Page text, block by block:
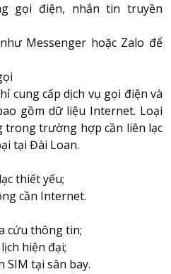
gọi điện, nhắn tin truyền
Messenger hoặc Zalo để
cung cấp dịch vụ gọi điện và
gồm dữ liệu Internet. Loại
trong trường hợp cần liên lạc
tại Đài Loan.
thiết yếu;
cần Internet.
cứu thông tin;
hiện đại;
SIM tại sân bay.